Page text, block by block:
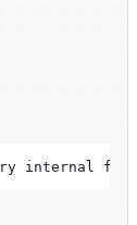
internal